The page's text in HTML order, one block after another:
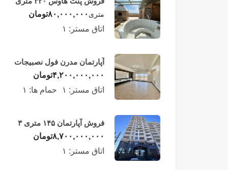
لوکس در طبقه چهاردهم
فریدونکنار
متری ۸۰,۰۰۰,۰۰۰تومان
اتاق مستر: ۱
آپارتمان مدرن فول نصبیجات
ساحلی/فریدونکنار
۴,۲۰۰,۰۰۰,۰۰۰تومان
اتاق مستر: ۱ حمام ها: ۱
فروش آپارتمان ۱۴۵ متری ۳
خوابه در فریدونکنار
۸,۷۰۰,۰۰۰,۰۰۰تومان
اتاق مستر: ۱